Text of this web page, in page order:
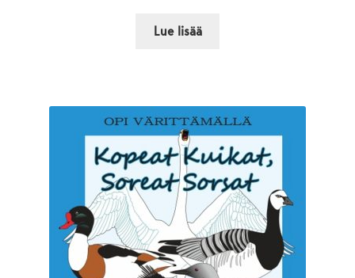
Lue lisää